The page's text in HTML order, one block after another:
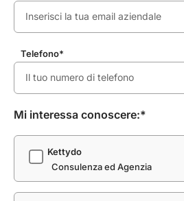
Telefono*
Mi interessa conoscere:*
Kettydo
Consulenza ed Agenzia